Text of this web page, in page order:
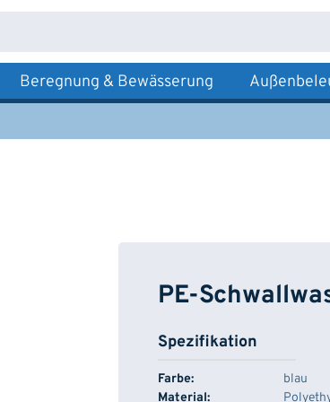
Beregnung & Bewässerung
PE-
Spezifikation
Farbe:
blau
Material: